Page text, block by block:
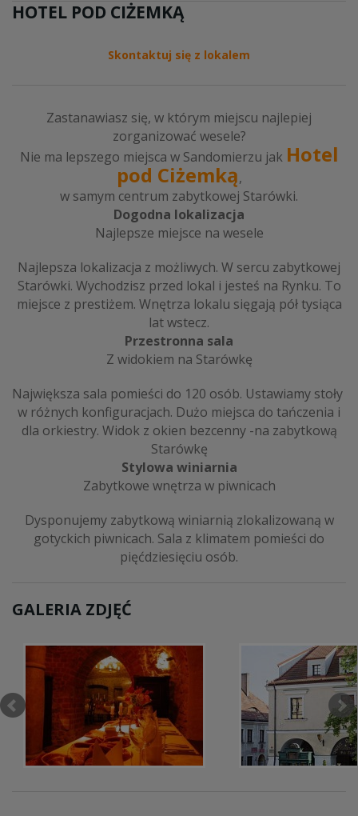
HOTEL POD CIŻEMKĄ
Skontaktuj się z lokalem
Zastanawiasz się, w którym miejscu najlepiej
zorganizować wesele?
Nie ma lepszego miejsca w Sandomierzu jak Hotel
pod Ciżemką,
w samym centrum zabytkowej Starówki.
Dogodna lokalizacja
Najlepsze miejsce na wesele
Najlepsza lokalizacja z możliwych. W sercu zabytkowej
Starówki. Wychodzisz przed lokal i jesteś na Rynku. To
miejsce z prestiżem. Wnętrza lokalu sięgają pół tysiąca
lat wstecz.
Przestronna sala
Z widokiem na Starówkę
Największa sala pomieści do 120 osób. Ustawiamy stoły
w różnych konfiguracjach. Dużo miejsca do tańczenia i
dla orkiestry. Widok z okien bezcenny -na zabytkową
Starówkę
Stylowa winiarnia
Zabytkowe wnętrza w piwnicach
Dysponujemy zabytkową winiarnią zlokalizowaną w
gotyckich piwnicach. Sala z klimatem pomieści do
pięćdziesięciu osób.
GALERIA ZDJĘĆ